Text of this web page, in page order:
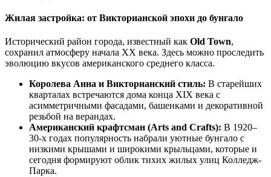
Жилая застройка: от Викторианской эпохи до бунгало
Исторический район города, известный как Old Town,
сохранил атмосферу начала XX века. Здесь можно проследить
эволюцию вкусов американского среднего класса.
Королева Анна и Викторианский стиль: В старейших
кварталах встречаются дома конца XIX века с
асимметричными фасадами, башенками и декоративной
резьбой на верандах.
Американский крафтсман (Arts and Crafts): В 1920–
30-х годах популярность набрали уютные бунгало с
низкими крышами и широкими крыльцами, которые и
сегодня формируют облик тихих жилых улиц Колледж-
Парка.